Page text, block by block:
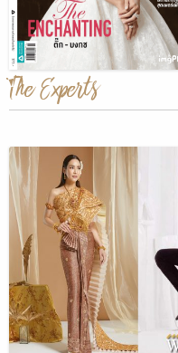
The Experts